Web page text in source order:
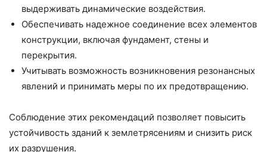
выдерживать динамические воздействия.
Обеспечивать надежное соединение всех элементов
конструкции, включая фундамент, стены и
перекрытия.
Учитывать возможность возникновения резонансных
явлений и принимать меры по их предотвращению.
Соблюдение этих рекомендаций позволяет повысить
устойчивость зданий к землетрясениям и снизить риск
их разрушения.